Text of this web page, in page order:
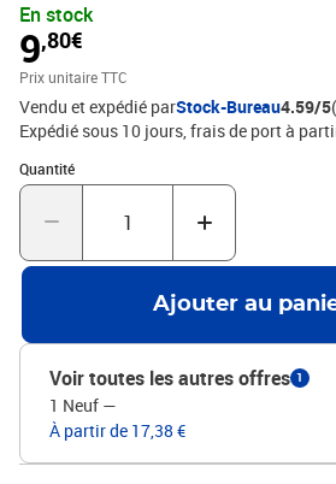
En stock
9,80€
Prix unitaire TTC
Vendu et expédié parStock-Bureau4.59/5
Expédié sous 10 jours, frais de port à
Quantité
Quantité : 1
Ajouter au
Voir toutes les autres offres 1
1 Neuf —
À partir de 17,38 €